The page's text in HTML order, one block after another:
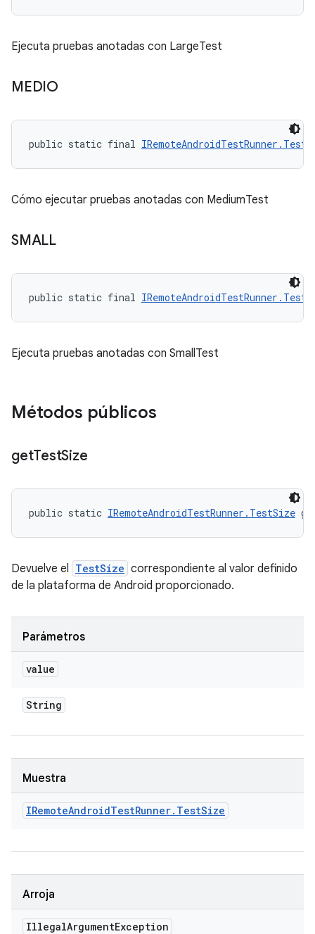
Ejecuta pruebas anotadas con LargeTest
MEDIO
public static final
Cómo ejecutar pruebas anotadas con MediumTest
SMALL
public static final
Ejecuta pruebas anotadas con SmallTest
Métodos públicos
getTestSize
public static IRemoteAndroidTestRunner.TestSize
Devuelve el TestSize correspondiente al valor definido
de la plataforma de Android proporcionado.
Parámetros
value
String
Muestra
IRemoteAndroidTestRunner. TestSize
Arroja
IllegalArgumentException